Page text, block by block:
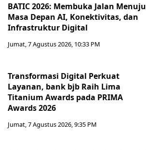
BATIC 2026: Membuka Jalan Menuju
Masa Depan AI, Konektivitas, dan
Infrastruktur Digital
Jumat, 7 Agustus 2026, 10:33 PM
Transformasi Digital Perkuat
Layanan, bank bjb Raih Lima
Titanium Awards pada PRIMA
Awards 2026
Jumat, 7 Agustus 2026, 9:35 PM